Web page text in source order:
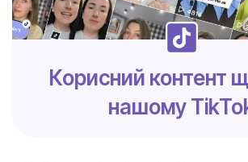
Корисний контент
нашому